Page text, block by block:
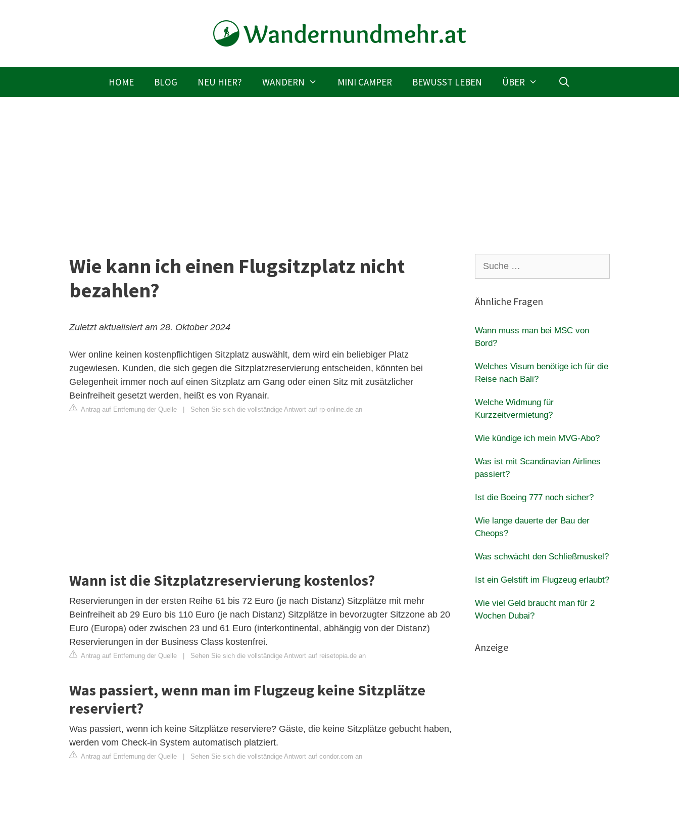
HOME BLOG NEU HIER? WANDERN MINI CAMPER BEWUSST LEBEN ÜBER
Wie kann ich einen Flugsitzplatz nicht
bezahlen?
Zuletzt aktualisiert am 28. Oktober 2024
Wer online keinen kostenpflichtigen Sitzplatz auswählt, dem wird ein beliebiger Platz
zugewiesen. Kunden, die sich gegen die Sitzplatzreservierung entscheiden, könnten bei
Gelegenheit immer noch auf einen Sitzplatz am Gang oder einen Sitz mit zusätzlicher
Beinfreiheit gesetzt werden, heißt es von Ryanair.
Antrag auf Entfernung der Quelle Sehen Sie sich die vollständige Antwort auf rp-online.de an
Wann ist die Sitzplatzreservierung kostenlos?
Reservierungen in der ersten Reihe 61 bis 72 Euro (je nach Distanz) Sitzplätze mit mehr
Beinfreiheit ab 29 Euro bis 110 Euro (je nach Distanz) Sitzplätze in bevorzugter Sitzzone ab 20
Euro (Europa) oder zwischen 23 und 61 Euro (interkontinental, abhängig von der Distanz)
Reservierungen in der Business Class kostenfrei.
Antrag auf Entfernung der Quelle Sehen Sie sich die vollständige Antwort auf reisetopia.de an
Was passiert, wenn man im Flugzeug keine Sitzplätze
reserviert?
Was passiert, wenn ich keine Sitzplätze reserviere? Gäste, die keine Sitzplätze gebucht haben,
werden vom Check-in System automatisch platziert.
Antrag auf Entfernung der Quelle Sehen Sie sich die vollständige Antwort auf condor.com an
nach:
Ähnliche Fragen
Wann muss man bei MSC von
Bord?
Welches Visum benötige ich für die
Reise nach Bali?
Welche Widmung für
Kurzzeitvermietung?
Wie kündige ich mein MVG-Abo?
Was ist mit Scandinavian Airlines
passiert?
Ist die Boeing 777 noch sicher?
Wie lange dauerte der Bau der
Cheops?
Was schwächt den Schließmuskel?
Ist ein Gelstift im Flugzeug erlaubt?
Wie viel Geld braucht man für 2
Wochen Dubai?
Anzeige